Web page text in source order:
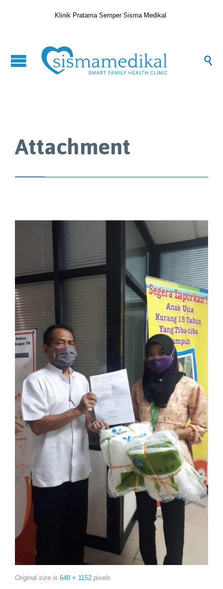
Klinik Pratama Semper Sisma Medikal

Attachment
Original size is 648 × 1152 pixels